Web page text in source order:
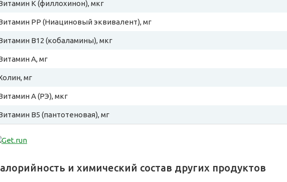
К (филлохинон), мкг
PP (Ниациновый эквивалент), мг
B12 (кобаламины), мкг
A, мг
мг
A (РЭ), мкг
B5 (пантотеновая), мг
и химический состав других продуктов